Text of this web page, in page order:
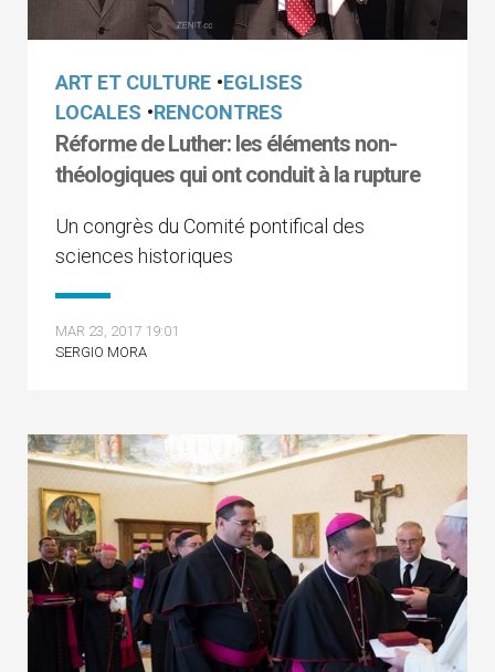
ART ET CULTURE •EGLISES
LOCALES •RENCONTRES
Réforme de Luther: les éléments non-
théologiques qui ont conduit à la rupture
Un congrès du Comité pontifical des
sciences historiques
MAR 23, 2017 19:01
SERGIO MORA